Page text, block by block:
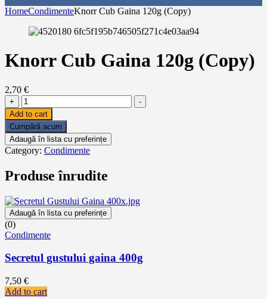
HomeCondimenteKnorr Cub Gaina 120g (Copy)
Knorr Cub Gaina 120g (Copy)
2,70 €
+
Knorr
Cub
Gaina
120g
(Copy)
quantity
-
Add to cart
Cumpără acum
Adaugă în lista cu preferințe
Category: Condimente
Produse înrudite
Adaugă în lista cu preferințe
(0)
Condimente
Secretul gustului gaina 400g
7,50 €
Add to cart